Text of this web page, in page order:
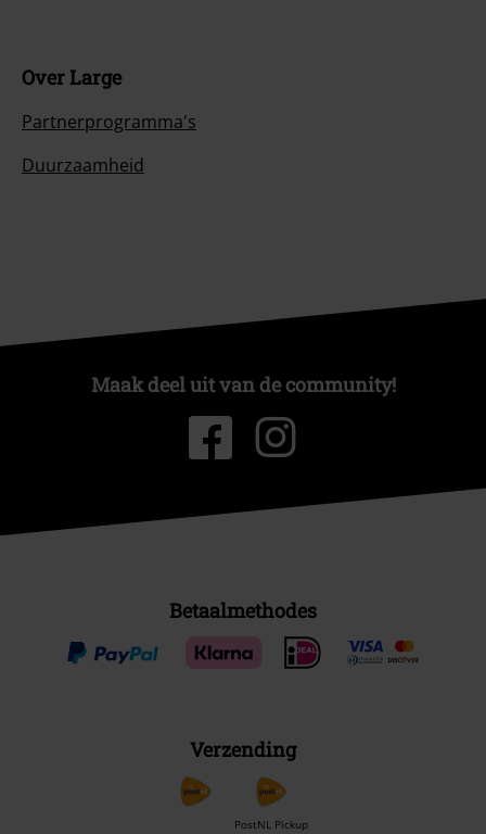
Over Large
Partnerprogramma's
Duurzaamheid
Maak deel uit van de community!
Betaalmethodes
Verzending
PostNL Pickup